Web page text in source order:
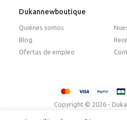
Dukannewboutique
Quiénes somos
Blog
Ofertas de empleo
Copyright © 2026 -